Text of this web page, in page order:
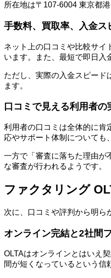
所在地は〒107-6004 東京都
手数料、買取率、入金ス
ネット上の口コミや比較サイ
います。また、最短で即日入
ただし、実際の入金スピード
ます。
口コミで見える利用者の
利用者の口コミは全体的に肯
応やサポート体制についても
一方で「審査に落ちた理由が
な審査が行われるようです。
ファクタリング
次に、口コミや評判から明ら
オンライン完結と2社間
OLTAはオンラインとはいえ
間が短くなっているという信